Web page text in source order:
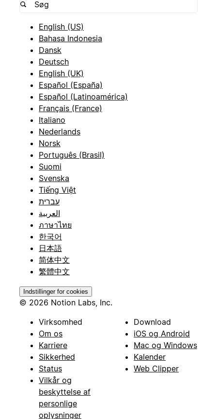
English (US)
Bahasa Indonesia
Dansk
Deutsch
English (UK)
Español (España)
Español (Latinoamérica)
Français (France)
Italiano
Nederlands
Norsk
Português (Brasil)
Suomi
Svenska
Tiếng Việt
עברית
العربية
ภาษาไทย
한국어
日本語
简体中文
繁體中文
Indstillinger for cookies
© 2026 Notion Labs, Inc.
Virksomhed
Om os
Karriere
Sikkerhed
Status
Vilkår og
beskyttelse af
personlige
oplysninger
Download
iOS og Android
Mac og Windows
Kalender
Web Clipper